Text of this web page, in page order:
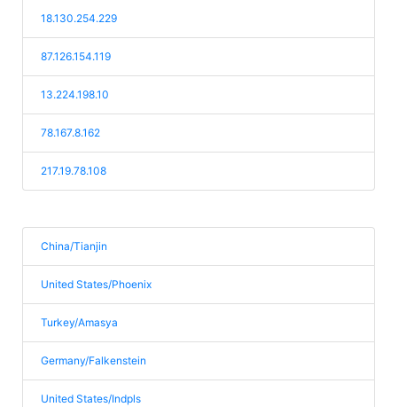
18.130.254.229
87.126.154.119
13.224.198.10
78.167.8.162
217.19.78.108
China/Tianjin
United States/Phoenix
Turkey/Amasya
Germany/Falkenstein
United States/Indpls